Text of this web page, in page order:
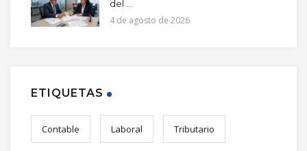
del ...
4 de agosto de 2026
ETIQUETAS
Contable Laboral Tributario